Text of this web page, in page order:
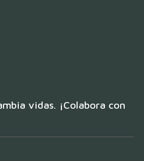
vidas. ¡Colabora con